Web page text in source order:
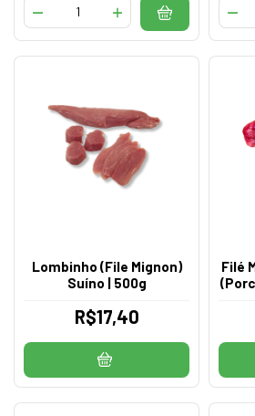
Lombinho (File Mignon)
Suíno | 500g
R$17,40
Filé